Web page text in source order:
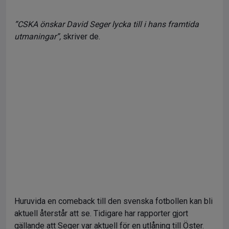
”CSKA önskar David Seger lycka till i hans framtida
utmaningar”, skriver de.
Huruvida en comeback till den svenska fotbollen kan bli
aktuell återstår att se. Tidigare har rapporter gjort
gällande att Seger var aktuell för en utlåning till Öster.